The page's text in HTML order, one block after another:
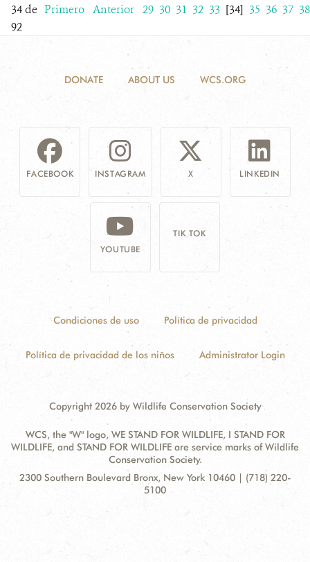
34 de
92
Primero Anterior 29 30 31 32 33 [34] 35 36 37 38
DONATE ABOUT US WCS.ORG
FACEBOOK INSTAGRAM X LINKEDIN
YOUTUBE
TIK TOK
Condiciones de uso Política de privacidad
Política de privacidad de los niños Administrator Login
Copyright 2026 by Wildlife Conservation Society
WCS, the "W" logo, WE STAND FOR WILDLIFE, I STAND FOR
WILDLIFE, and STAND FOR WILDLIFE are service marks of Wildlife
Conservation Society.
Contact
Address:
2300 Southern Boulevard Bronx, New York 10460 | (718) 220-
5100